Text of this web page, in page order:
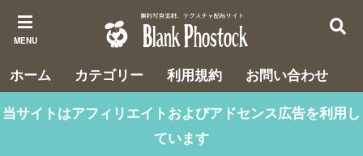
MENU
ホーム カテゴリー 利用規約
お問い合わせ
当サイトはアフィリエイトおよびアドセンス広告を利用し
ています